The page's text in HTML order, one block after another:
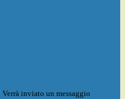
Verrà inviato un messaggio